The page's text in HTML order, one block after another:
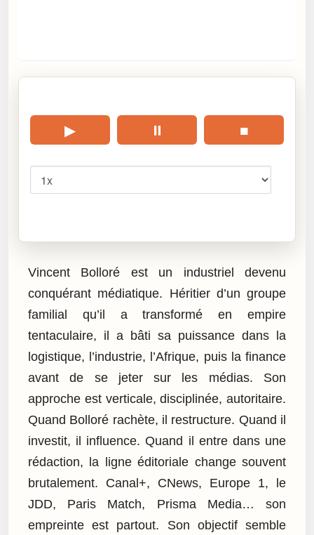
▶ ⏸ ■
Vincent Bolloré est un industriel devenu
conquérant médiatique. Héritier d’un groupe
familial qu’il a transformé en empire
tentaculaire, il a bâti sa puissance dans la
logistique, l’industrie, l’Afrique, puis la finance
avant de se jeter sur les médias. Son
approche est verticale, disciplinée, autoritaire.
Quand Bolloré rachète, il restructure. Quand il
investit, il influence. Quand il entre dans une
rédaction, la ligne éditoriale change souvent
brutalement. Canal+, CNews, Europe 1, le
JDD, Paris Match, Prisma Media… son
empreinte est partout. Son objectif semble